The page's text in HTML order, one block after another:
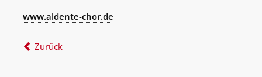
www.aldente-chor.de
Zurück